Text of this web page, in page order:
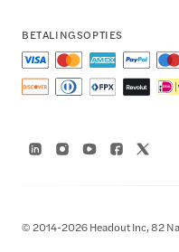
BETALINGSOPTIES
© 2014-2026 Headout Inc, 82